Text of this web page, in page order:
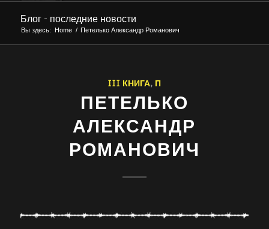
Блог - последние новости
Вы здесь: Home / Петелько Александр Романович
III КНИГА, П
ПЕТЕЛЬКО
АЛЕКСАНДР
РОМАНОВИЧ